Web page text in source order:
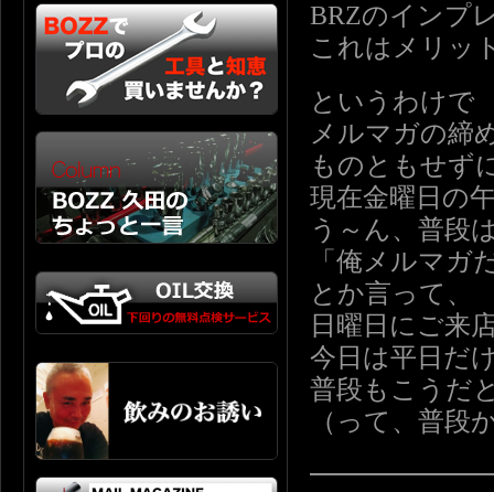
BRZのインプ
これはメリッ
というわけで
メルマガの締
ものともせず
現在金曜日の
う～ん、普段
「俺メルマガ
とか言って、
日曜日にご来
今日は平日だ
普段もこうだ
（って、普段